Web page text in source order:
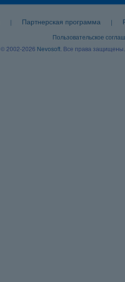
| Партнерская программа |
Пользовательское
© 2002-2026 Nevosoft . Все права защищены